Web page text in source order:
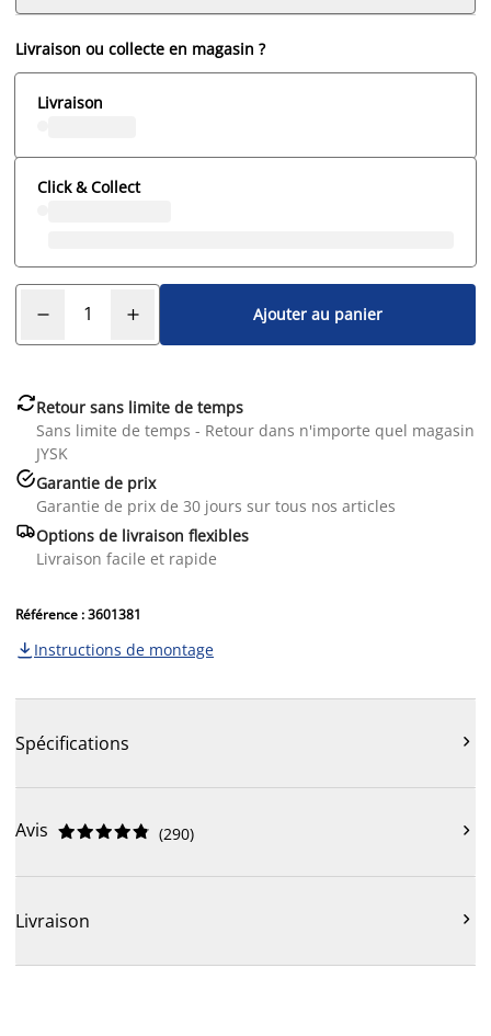
Livraison ou collecte en magasin ?
Livraison
Click & Collect
Ajouter au panier
Retour sans limite de temps
Sans limite de temps - Retour dans n'importe quel magasin
JYSK
Garantie de prix
Garantie de prix de 30 jours sur tous nos articles
Options de livraison flexibles
Livraison facile et rapide
Référence : 3601381
 Instructions de montage
Spécifications 
Avis 




 (290) 
Livraison 